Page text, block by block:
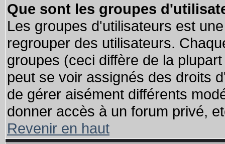
Que sont les groupes
Les groupes d'utilisateurs est
regrouper des utilisateurs.
groupes (ceci diffère de la
peut se voir assignés des droits
de gérer aisément différents
donner accès à un forum privé,
Revenir en haut